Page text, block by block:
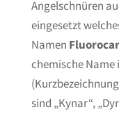
Angelschnüren
eingesetzt
Namen
chemische
sind „Kynar“,